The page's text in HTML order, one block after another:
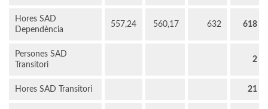
Hores SAD
Dependència
557,24 560,17 632 618
Persones SAD
Transitori
2
Hores SAD Transitori 21